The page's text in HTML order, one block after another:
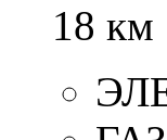
18 км